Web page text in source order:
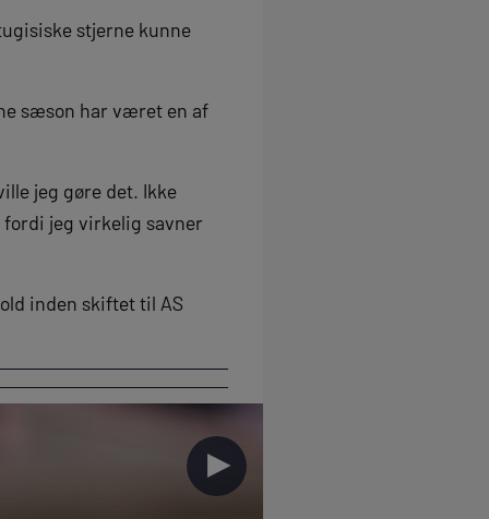
stjerne kunne
sæson har været en af
jeg gøre det. Ikke
jeg virkelig savner
inden skiftet til AS
►